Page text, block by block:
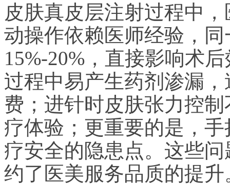
皮肤真皮层注射过程中
动操作依赖医师经验，
15%-20%，直接影响术
过程中易产生药剂渗漏
费；进针时皮肤张力控
疗体验；更重要的是，
疗安全的隐患点。这些
约了医美服务品质的提升